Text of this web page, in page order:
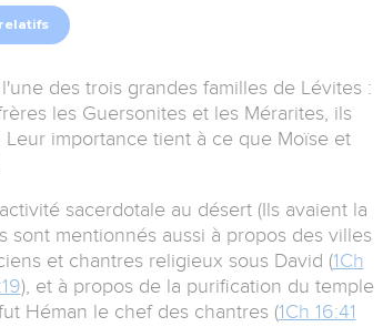
des trois grandes familles de Lévites :
les Guersonites et les Mérarites, ils
importance tient à ce que Moïse et
sacerdotale au désert (Ils avaient la
sont mentionnés aussi à propos des villes
et chantres religieux sous David (1Ch
), et à propos de la purification du temple
Héman le chef des chantres (1Ch 16:41